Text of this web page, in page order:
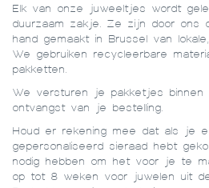
Elk van onze juweeltjes wordt
duurzaam zakje. Ze zijn door ons
hand gemaakt in Brussel van
We gebruiken recycleerbare
pakketten.
We versturen je pakketjes
ontvangst van je bestelling.
Houd er rekening mee dat als je
gepersonaliseerd sieraad hebt
nodig hebben om het voor je te
op tot 8 weken voor juwelen uit